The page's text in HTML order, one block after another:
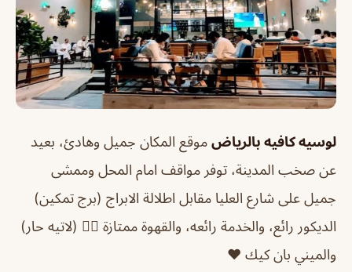
لوسيه كافيه بالرياض موقع المكان جميل وهادئ، بعيد
عن صخب المدينة، توفر مواقف امام المحل وممشى
جميل على شارع العليا مقابل اطلالة الابراج (برج تمكين)
الديكور رائع، والخدمة رائعه، والقهوة ممتازة 👌🏻 (لاتيه حار)
والميني بان كيك ❤️